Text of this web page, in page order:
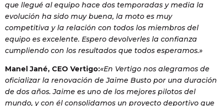
que llegué al equipo hace dos temporadas y media la
evolución ha sido muy buena, la moto es muy
competitiva y la relación con todos los miembros del
equipo es excelente. Espero devolverles la confianza
cumpliendo con los resultados que todos esperamos.»
Manel Jané, CEO Vertigo:«En Vertigo nos alegramos de
oficializar la renovación de Jaime Busto por una duración
de dos años. Jaime es uno de los mejores pilotos del
mundo, y con él consolidamos un proyecto deportivo que